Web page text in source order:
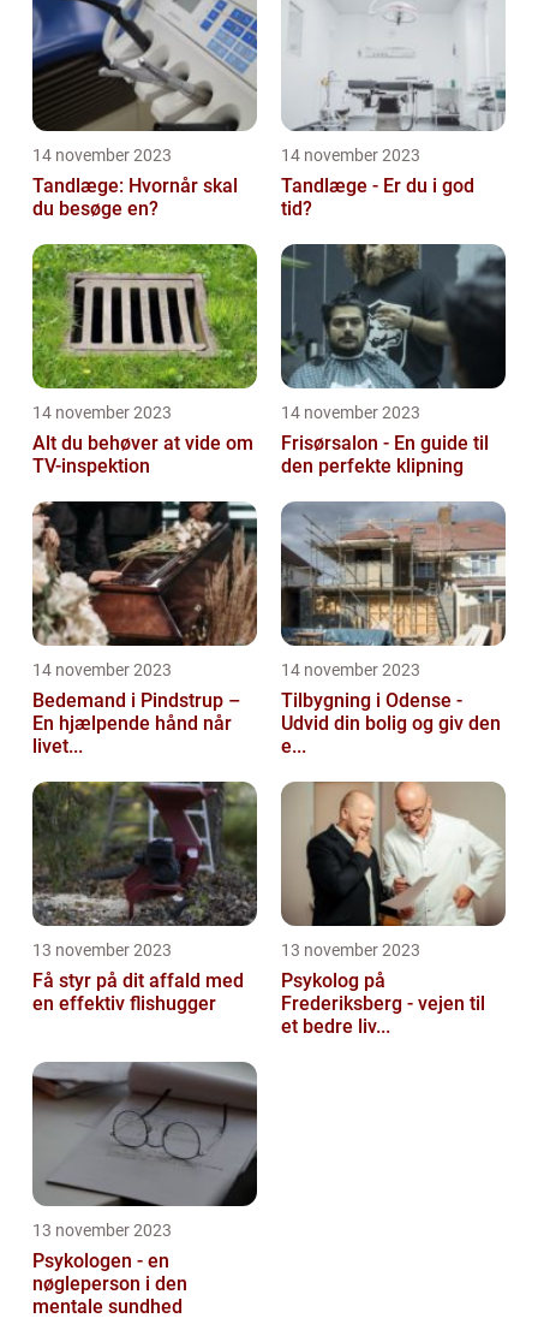
14 november 2023
Tandlæge: Hvornår skal
du besøge en?
14 november 2023
Tandlæge - Er du i god
tid?
14 november 2023
Alt du behøver at vide om
TV-inspektion
14 november 2023
Frisørsalon - En guide til
den perfekte klipning
14 november 2023
Bedemand i Pindstrup –
En hjælpende hånd når
livet...
14 november 2023
Tilbygning i Odense -
Udvid din bolig og giv den
e...
13 november 2023
Få styr på dit affald med
en effektiv flishugger
13 november 2023
Psykolog på
Frederiksberg - vejen til
et bedre liv...
13 november 2023
Psykologen - en
nøgleperson i den
mentale sundhed